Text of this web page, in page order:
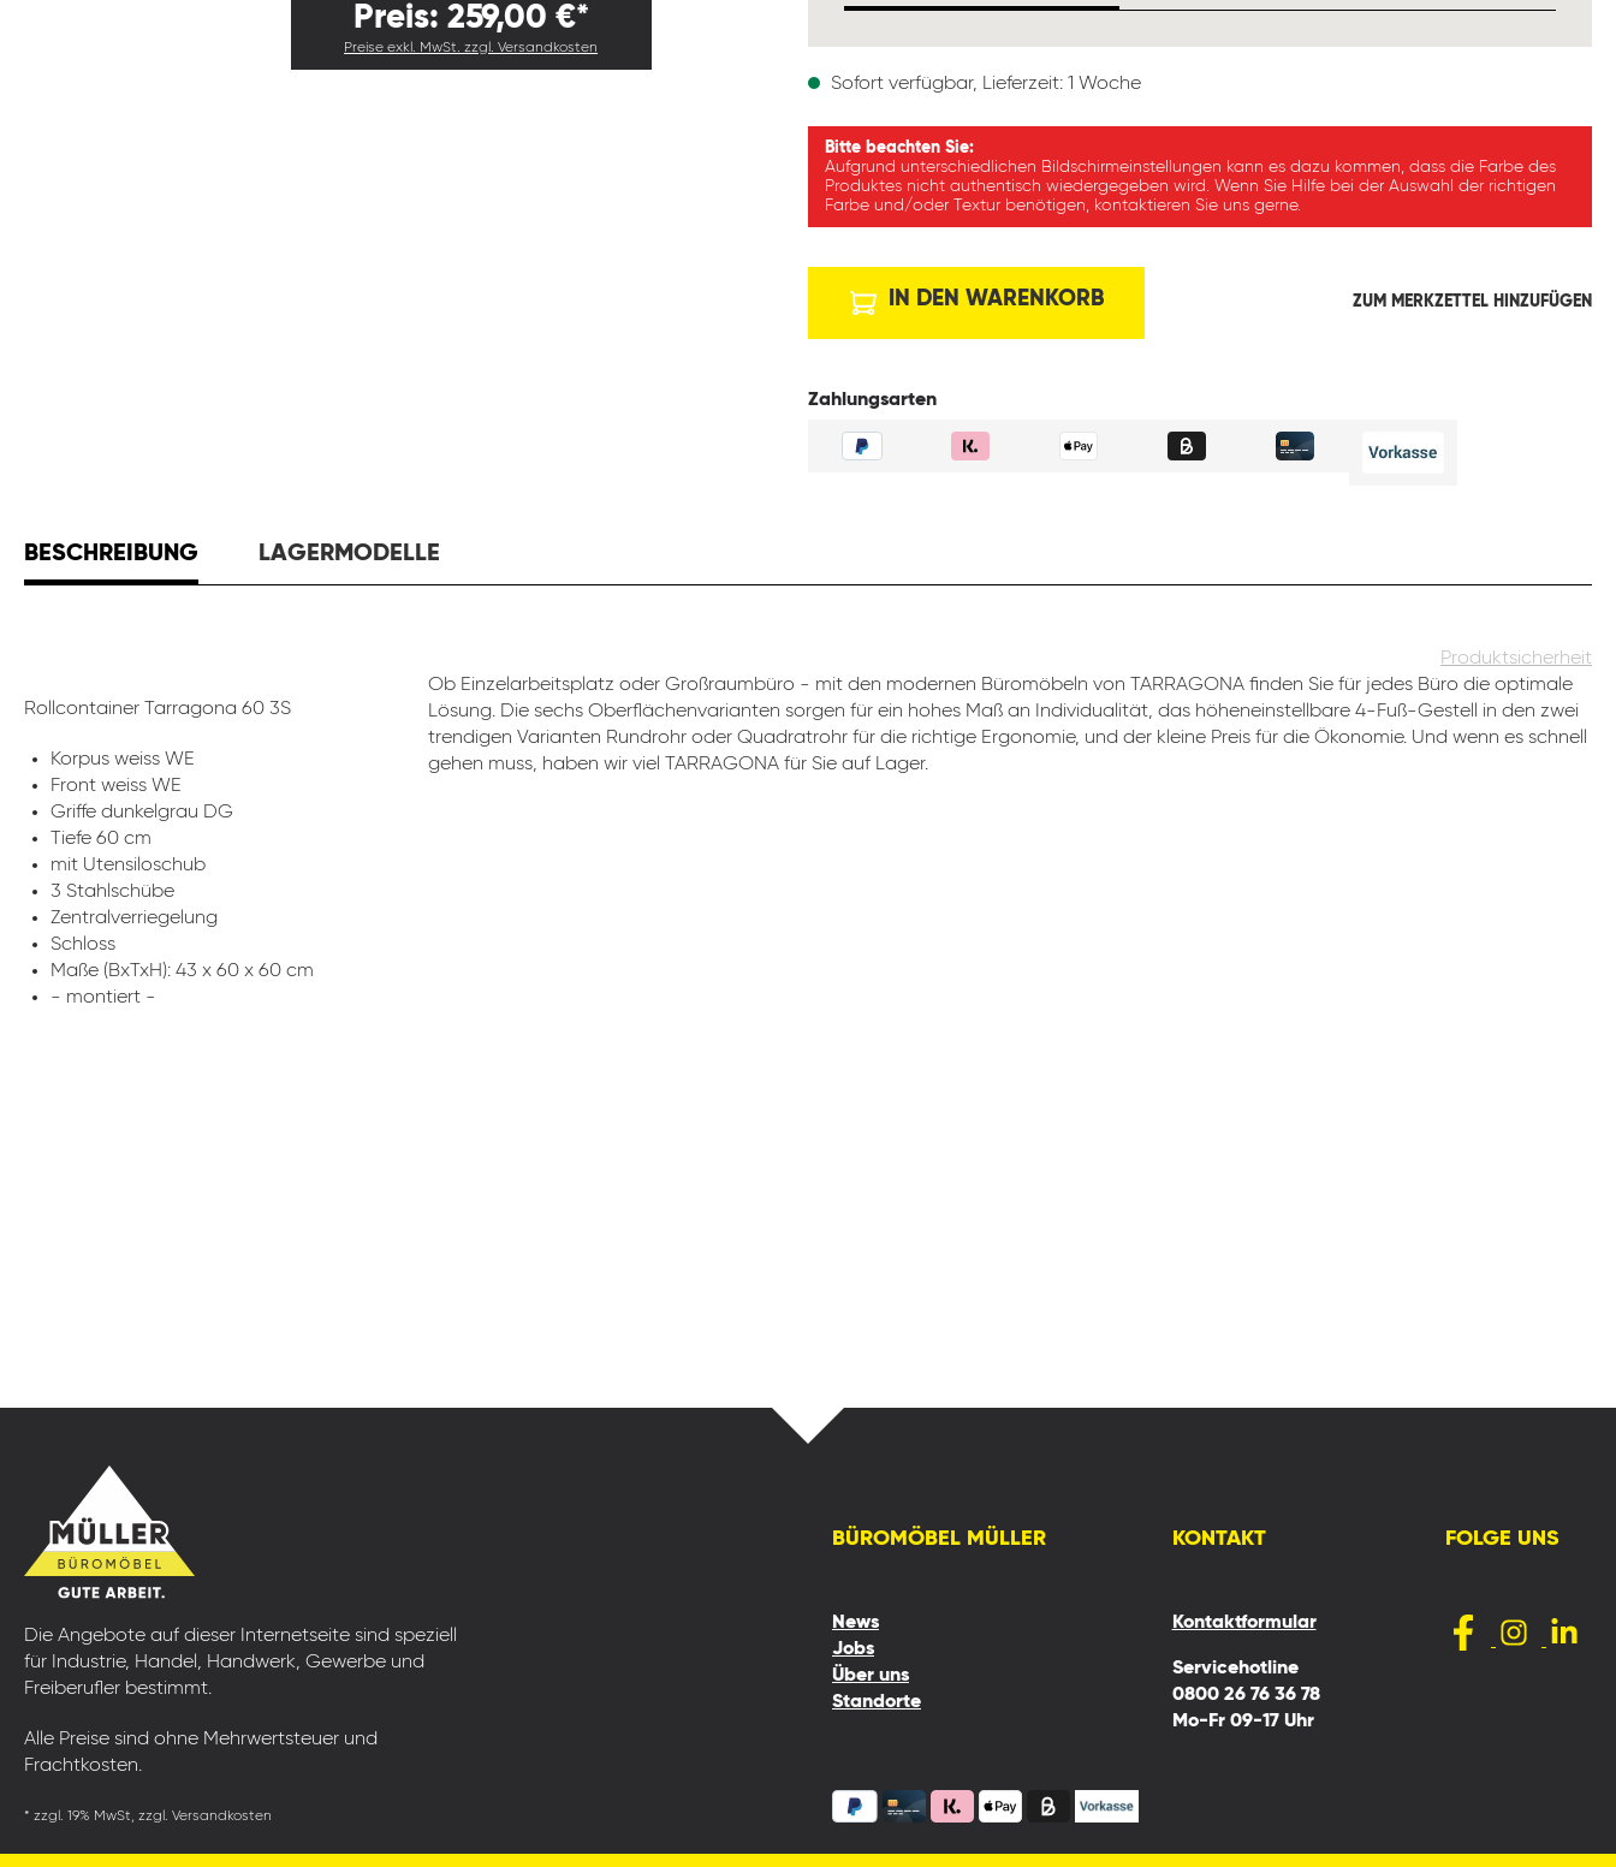
Preis: 259,00 €*
Preise exkl. MwSt. zzgl. Versandkosten
Sofort verfügbar, Lieferzeit: 1 Woche
Bitte beachten Sie:
Aufgrund unterschiedlichen Bildschirmeinstellungen kann es dazu kommen, dass die Farbe des
Produktes nicht authentisch wiedergegeben wird. Wenn Sie Hilfe bei der Auswahl der richtigen
Farbe und/oder Textur benötigen, kontaktieren Sie uns gerne.
IN DEN WARENKORB ZUM MERKZETTEL HINZUFÜGEN
Zahlungsarten
BESCHREIBUNG LAGERMODELLE
Produktsicherheit
Rollcontainer Tarragona 60 3S
Korpus weiss WE
Front weiss WE
Griffe dunkelgrau DG
Tiefe 60 cm
mit Utensiloschub
3 Stahlschübe
Zentralverriegelung
Schloss
Maße (BxTxH): 43 x 60 x 60 cm
- montiert -
Ob Einzelarbeitsplatz oder Großraumbüro - mit den modernen Büromöbeln von TARRAGONA finden Sie für jedes Büro die optimale
Lösung. Die sechs Oberflächenvarianten sorgen für ein hohes Maß an Individualität, das höheneinstellbare 4-Fuß-Gestell in den zwei
trendigen Varianten Rundrohr oder Quadratrohr für die richtige Ergonomie, und der kleine Preis für die Ökonomie. Und wenn es schnell
gehen muss, haben wir viel TARRAGONA für Sie auf Lager.
Die Angebote auf dieser Internetseite sind speziell
für Industrie, Handel, Handwerk, Gewerbe und
Freiberufler bestimmt.
Alle Preise sind ohne Mehrwertsteuer und
Frachtkosten.
* zzgl. 19% MwSt, zzgl. Versandkosten
BÜROMÖBEL MÜLLER
News
Jobs
Über uns
Standorte
KONTAKT
Kontaktformular
Servicehotline
0800 26 76 36 78
Mo-Fr 09-17 Uhr
FOLGE UNS